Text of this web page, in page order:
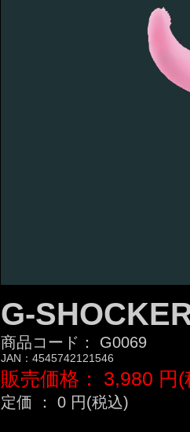
G-
商品コード： G0069
JAN： 4545742121546
販売価格： 3,980 円
定価 ： 0 円(税込)